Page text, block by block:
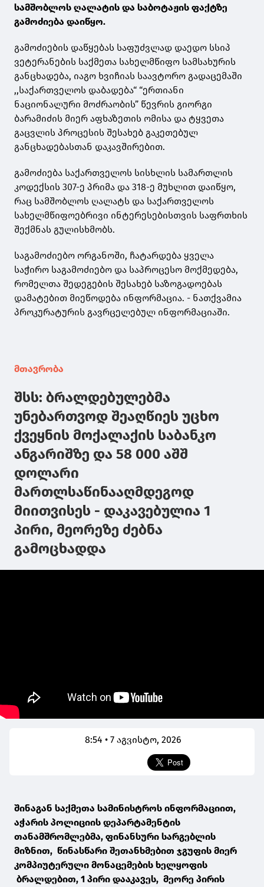
სამშობლოს ღალატის და საბოტაჟის ფაქტზე
გამოძიება დაიწყო.
გამოძიების დაწყებას საფუძვლად დაედო სსიპ
ვეტერანების საქმეთა სახელმწიფო სამსახურის
განცხადება, იაგო ხვიჩიას საავტორო გადაცემაში
,,საქართველოს დაბადება“ “ერთიანი
ნაციონალური მოძრაობის” წევრის გიორგი
ბარამიძის მიერ აფხაზეთის ომისა და ტყვეთა
გაცვლის პროცესის შესახებ გაკეთებულ
განცხადებასთან დაკავშირებით.
გამოძიება საქართველოს სისხლის სამართლის
კოდექსის 307-ე პრიმა და 318-ე მუხლით დაიწყო,
რაც სამშობლოს ღალატს და საქართველოს
სახელმწიფოებრივი ინტერესებისთვის საფრთხის
შექმნას გულისხმობს.
საგამოძიებო ორგანოში, ჩატარდება ყველა
საჭირო საგამოძიებო და საპროცესო მოქმედება,
რომელთა შედეგების შესახებ საზოგადოებას
დამატებით მიეწოდება ინფორმაცია. - ნათქვამია
პროკურატურის გავრცელებულ ინფორმაციაში.
მთავრობა
შსს: ბრალდებულებმა
უნებართვოდ შეაღწიეს უცხო
ქვეყნის მოქალაქის საბანკო
ანგარიშზე და 58 000 აშშ
დოლარი
მართლსაწინააღმდეგოდ
მიითვისეს - დაკავებულია 1
პირი, მეორეზე ძებნა
გამოცხადდა
8:54 • 7 აგვისტო, 2026
შინაგან საქმეთა სამინისტროს ინფორმაციით,
აჭარის პოლიციის დეპარტამენტის
თანამშრომლებმა, ფინანსური სარგებლის
მიზნით, წინასწარი შეთანხმებით ჯგუფის მიერ
კომპიუტერული მონაცემების ხელყოფის
ბრალდებით, 1 პირი დააკავეს, მეორე პირის